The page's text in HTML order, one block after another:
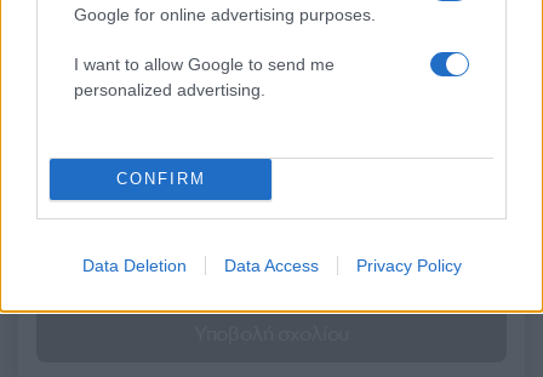
Google for online advertising purposes.
I want to allow Google to send me
personalized advertising.
CONFIRM
Data Deletion Data Access Privacy Policy
Σχολίασε εδώ